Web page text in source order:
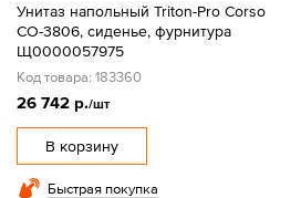
Унитаз напольный Triton-Pro Corso
CO-3806, сиденье, фурнитура
Щ0000057975
Код товара: 183360
26 742 р./шт
В корзину
Быстрая покупка